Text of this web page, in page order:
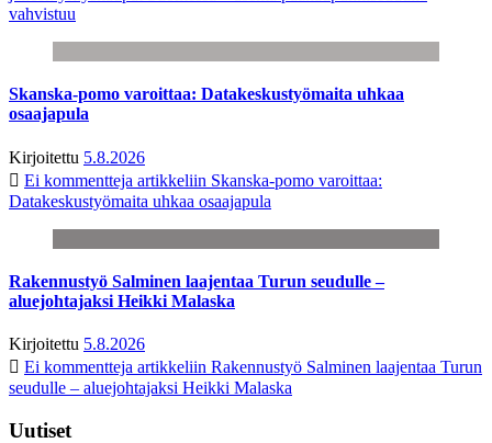
vahvistuu
Skanska-pomo varoittaa: Datakeskustyömaita uhkaa
osaajapula
Kirjoitettu 5.8.2026
Ei kommentteja artikkeliin Skanska-pomo varoittaa:
Datakeskustyömaita uhkaa osaajapula
Rakennustyö Salminen laajentaa Turun seudulle –
aluejohtajaksi Heikki Malaska
Kirjoitettu 5.8.2026
Ei kommentteja artikkeliin Rakennustyö Salminen laajentaa Turun
seudulle – aluejohtajaksi Heikki Malaska
Uutiset